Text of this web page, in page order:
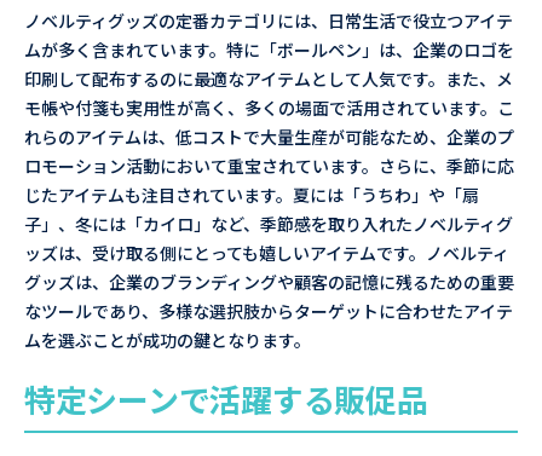
ノベルティグッズの定番カテゴリには、日常生活で役立つアイテ
ムが多く含まれています。特に「ボールペン」は、企業のロゴを
印刷して配布するのに最適なアイテムとして人気です。また、メ
モ帳や付箋も実用性が高く、多くの場面で活用されています。こ
れらのアイテムは、低コストで大量生産が可能なため、企業のプ
ロモーション活動において重宝されています。さらに、季節に応
じたアイテムも注目されています。夏には「うちわ」や「扇
子」、冬には「カイロ」など、季節感を取り入れたノベルティグ
ッズは、受け取る側にとっても嬉しいアイテムです。ノベルティ
グッズは、企業のブランディングや顧客の記憶に残るための重要
なツールであり、多様な選択肢からターゲットに合わせたアイテ
ムを選ぶことが成功の鍵となります。
特定シーンで活躍する販促品